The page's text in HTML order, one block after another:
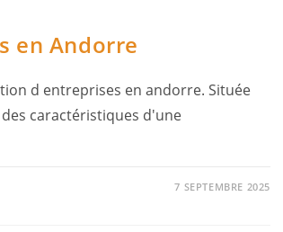
en Andorre
d entreprises en andorre. Située
caractéristiques d'une
7 SEPTEMBRE 2025